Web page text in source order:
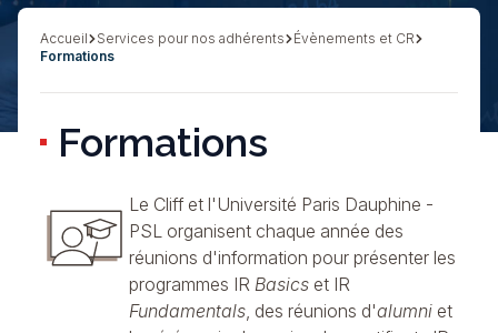
Fil
Accueil Services pour nos adhérents
Évènements et CR
Formations
Formations
Le Cliff et l'Université Paris Dauphine -
PSL organisent chaque année des
réunions d'information pour présenter les
programmes IR Basics et IR
Fundamentals, des réunions d'alumni et